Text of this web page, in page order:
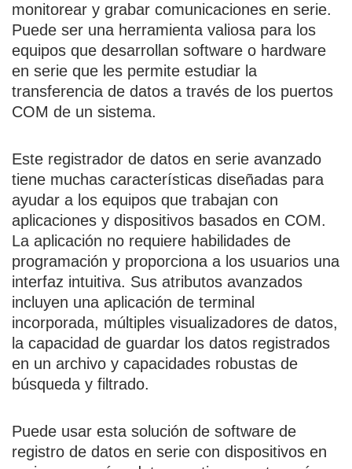
monitorear y grabar comunicaciones en serie.
Puede ser una herramienta valiosa para los
equipos que desarrollan software o hardware
en serie que les permite estudiar la
transferencia de datos a través de los puertos
COM de un sistema.
Este registrador de datos en serie avanzado
tiene muchas características diseñadas para
ayudar a los equipos que trabajan con
aplicaciones y dispositivos basados en COM.
La aplicación no requiere habilidades de
programación y proporciona a los usuarios una
interfaz intuitiva. Sus atributos avanzados
incluyen una aplicación de terminal
incorporada, múltiples visualizadores de datos,
la capacidad de guardar los datos registrados
en un archivo y capacidades robustas de
búsqueda y filtrado.
Puede usar esta solución de software de
registro de datos en serie con dispositivos en